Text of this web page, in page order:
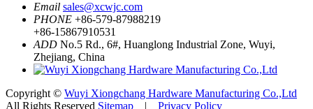
Email sales@xcwjc.com
PHONE +86-579-87988219
+86-15867910531
ADD No.5 Rd., 6#, Huanglong Industrial Zone, Wuyi,
Zhejiang, China
Copyright © Wuyi Xiongchang Hardware Manufacturing Co.,Ltd
All Rights Reserved Sitemap | Privacy Policy